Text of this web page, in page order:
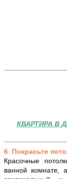
КВАРТИРА В
6 Покрасьте
Красочные
ванной комнате,